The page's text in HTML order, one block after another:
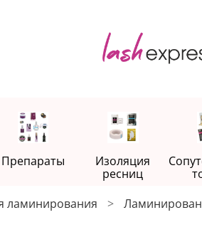
Препараты
Изоляция
ресниц
ламинирования